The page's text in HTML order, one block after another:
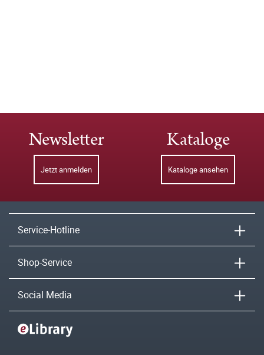
Newsletter
Jetzt anmelden
Kataloge
Kataloge ansehen
Service-Hotline
Shop-Service
Social Media